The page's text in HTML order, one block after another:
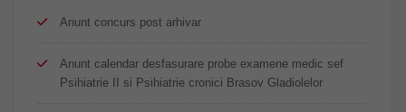
Anunt concurs post arhivar
Anunt calendar desfasurare probe examene medic sef
Psihiatrie II si Psihiatrie cronici Brasov Gladiolelor